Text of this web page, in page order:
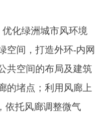
力建设海绵城
善人居环境
”的绿地，在城
、口袋公园组
廊”四位一体的
、特色彰显，